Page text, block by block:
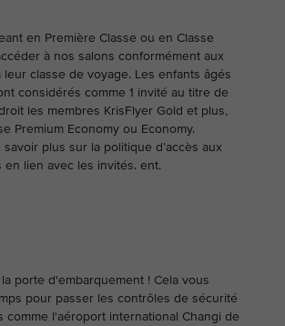
en Première Classe ou en Classe
à nos salons conformément aux
classe de voyage. Les enfants âgés
considérés comme 1 invité au titre de
les membres KrisFlyer Gold et plus,
Premium Economy ou Economy.
savoir plus sur la politique d’accès aux
lien avec les invités. ent.
porte d'embarquement ! Cela vous
pour passer les contrôles de sécurité
comme l'aéroport international Changi de